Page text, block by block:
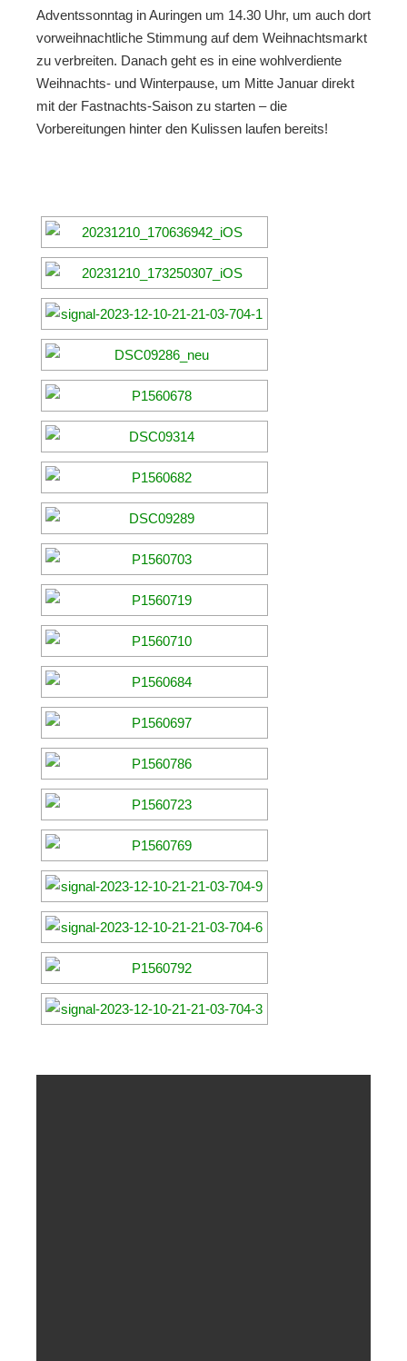
Adventssonntag in Auringen um 14.30 Uhr, um auch dort
vorweihnachtliche Stimmung auf dem Weihnachtsmarkt
zu verbreiten. Danach geht es in eine wohlverdiente
Weihnachts- und Winterpause, um Mitte Januar direkt
mit der Fastnachts-Saison zu starten – die
Vorbereitungen hinter den Kulissen laufen bereits!